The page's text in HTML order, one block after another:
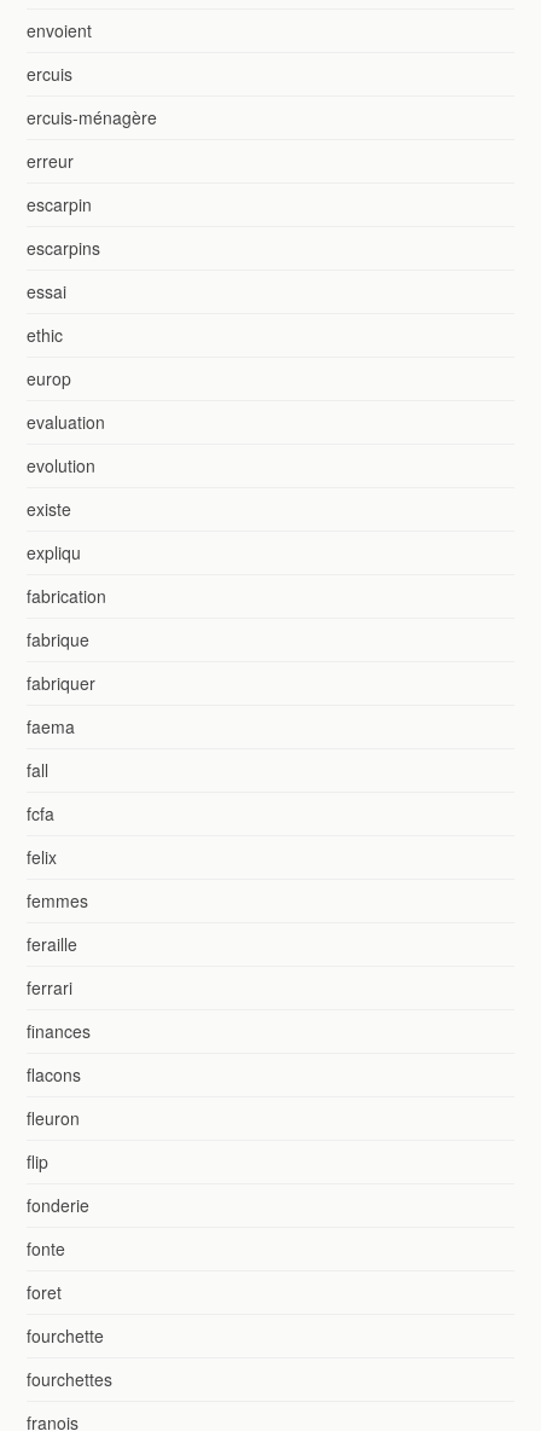
envoient
ercuis
ercuis-ménagère
erreur
escarpin
escarpins
essai
ethic
europ
evaluation
evolution
existe
expliqu
fabrication
fabrique
fabriquer
faema
fall
fcfa
felix
femmes
feraille
ferrari
finances
flacons
fleuron
flip
fonderie
fonte
foret
fourchette
fourchettes
franois